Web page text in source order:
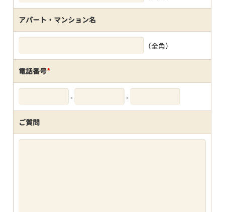
アパート・マンション名
（全角）
電話番号*
- -
ご質問